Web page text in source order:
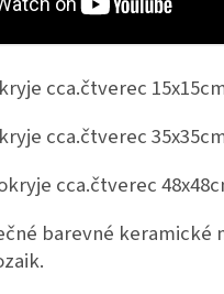
cca.čtverec
cca.čtverec
cca.čtverec
barevné